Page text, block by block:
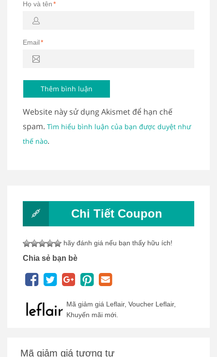
Họ và tên*
Email*
Website này sử dụng Akismet để hạn chế
spam. Tìm hiểu bình luận của bạn được duyệt như
thế nào.
Chi Tiết Coupon
hãy đánh giá nếu bạn thấy hữu ích!
Chia sẻ bạn bè
Mã giảm giá Leflair, Voucher Leflair,
Khuyến mãi mới.
Mã giảm giá tương tự